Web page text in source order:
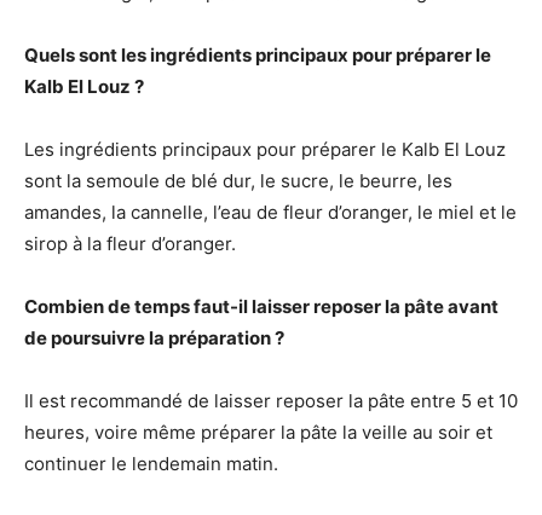
Quels sont les ingrédients principaux pour préparer le
Kalb El Louz ?
Les ingrédients principaux pour préparer le Kalb El Louz
sont la semoule de blé dur, le sucre, le beurre, les
amandes, la cannelle, l’eau de fleur d’oranger, le miel et le
sirop à la fleur d’oranger.
Combien de temps faut-il laisser reposer la pâte avant
de poursuivre la préparation ?
Il est recommandé de laisser reposer la pâte entre 5 et 10
heures, voire même préparer la pâte la veille au soir et
continuer le lendemain matin.